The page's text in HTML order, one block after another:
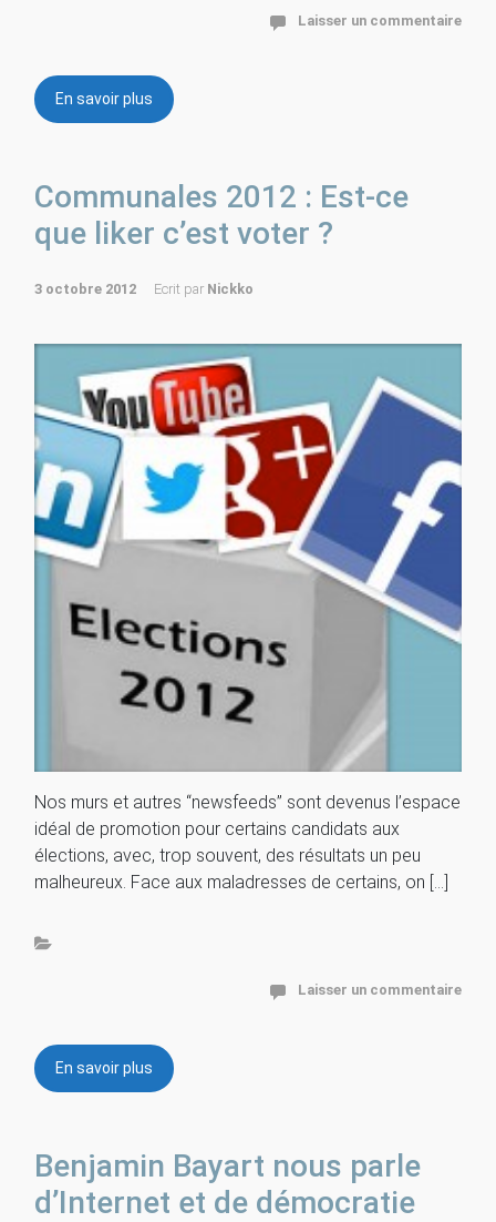
Laisser un commentaire
En savoir plus
Communales 2012 : Est-ce
que liker c’est voter ?
3 octobre 2012 Ecrit par Nickko
Nos murs et autres “newsfeeds” sont devenus l’espace
idéal de promotion pour certains candidats aux
élections, avec, trop souvent, des résultats un peu
malheureux. Face aux maladresses de certains, on […]
Laisser un commentaire
En savoir plus
Benjamin Bayart nous parle
d’Internet et de démocratie